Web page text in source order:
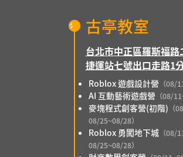
古亭教室
台北市中正區羅斯福
捷運站七號出口走路1分
Roblox 遊戲設計營 （08/
AI 互動藝術遊戲營 （08/
麥塊程式創客營(初階) （
08/25~08/28）
Roblox 勇闖地下城（08/
08/25~08/28）